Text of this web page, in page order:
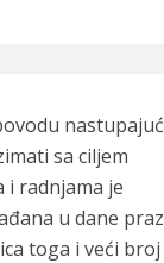
sa ciljem
i radnjama je
u dane
toga i veći broj